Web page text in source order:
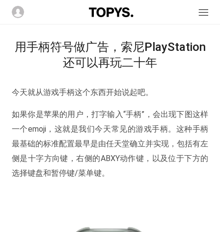
用手柄符号做广告，索尼PlayStation
还可以再玩二十年
今天就从游戏手柄这个东西开始说起吧。
如果你是苹果的用户，打字输入“手柄”，会出现下图这样
一个emoji，这就是我们今天常见的游戏手柄。这种手柄
最基础的标准配置最早是由任天堂确立并实现，包括有左
侧是十字方向键，右侧的ABXY动作键，以及位于下方的
选择键盘和暂停键/菜单键。